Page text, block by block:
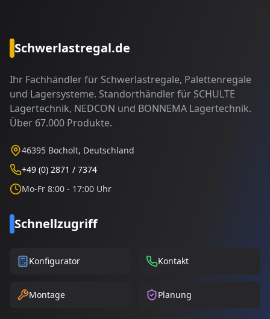
Schwerlastregal.de
Ihr Fachhändler für Schwerlastregale, Palettenregale
und Lagersysteme. Standorthändler für SCHULTE
Lagertechnik, NEDCON und BONNEMA Lagertechnik.
Über 67.000 Produkte.
46395 Bocholt, Deutschland
+49 (0) 2871 / 7374
Mo-Fr 8:00 - 17:00 Uhr
Schnellzugriff
Konfigurator Kontakt
Montage Planung